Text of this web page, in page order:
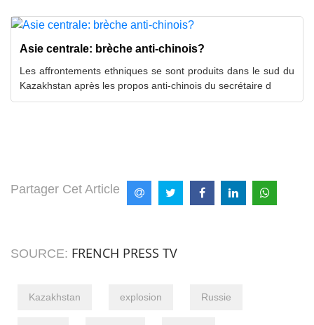
Asie centrale: brèche anti-chinois?
Les affrontements ethniques se sont produits dans le sud du
Kazakhstan après les propos anti-chinois du secrétaire d
Partager Cet Article
SOURCE: FRENCH PRESS TV
Kazakhstan explosion Russie